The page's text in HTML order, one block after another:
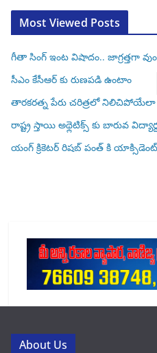
Most Viewed Posts
గీతా సింగ్ ఇంట విషాదం.. జాగ్రత్తగా
సీఎం కేసీఆర్ కు రుణపడి ఉంటాం
తారకరత్న పేరు చరిత్రలో
రాష్ట్ర స్తాయి అథ్లెటిక్స్ కు బారువ
యంగ్ క్రికెటర్ రిషబ్ పంత్ కి యాక్సిడెంట్
About Us